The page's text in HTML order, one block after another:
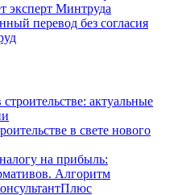
эксперт Минтруда
перевод без согласия
актуальные
в свете нового
на прибыль:
Алгоритм